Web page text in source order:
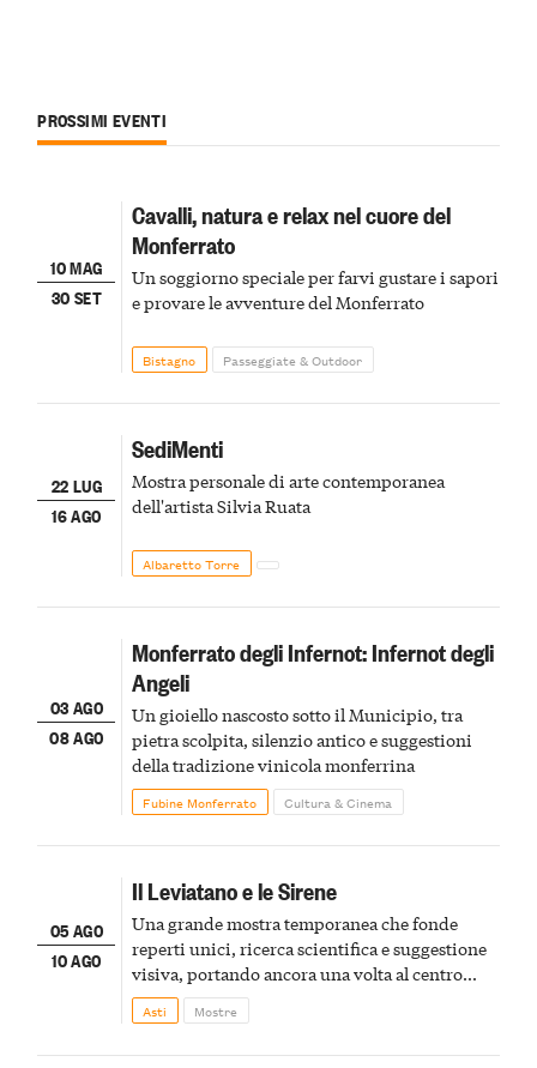
PROSSIMI EVENTI
10 MAG
30 SET
Cavalli, natura e relax nel cuore del
Monferrato
Un soggiorno speciale per farvi gustare i sapori
e provare le avventure del Monferrato
Bistagno Passeggiate & Outdoor
22 LUG
16 AGO
SediMenti
Mostra personale di arte contemporanea
dell'artista Silvia Ruata
Albaretto Torre
03 AGO
08 AGO
Monferrato degli Infernot: Infernot degli
Angeli
Un gioiello nascosto sotto il Municipio, tra
pietra scolpita, silenzio antico e suggestioni
della tradizione vinicola monferrina
Fubine Monferrato Cultura & Cinema
05 AGO
10 AGO
Il Leviatano e le Sirene
Una grande mostra temporanea che fonde
reperti unici, ricerca scientifica e suggestione
visiva, portando ancora una volta al centro
della scena le meraviglie del passato astigiano
Asti Mostre